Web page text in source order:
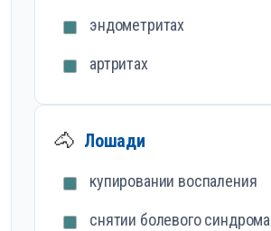
эндометритах
артритах
🐴 Лошади
купировании воспаления
снятии болевого синдрома